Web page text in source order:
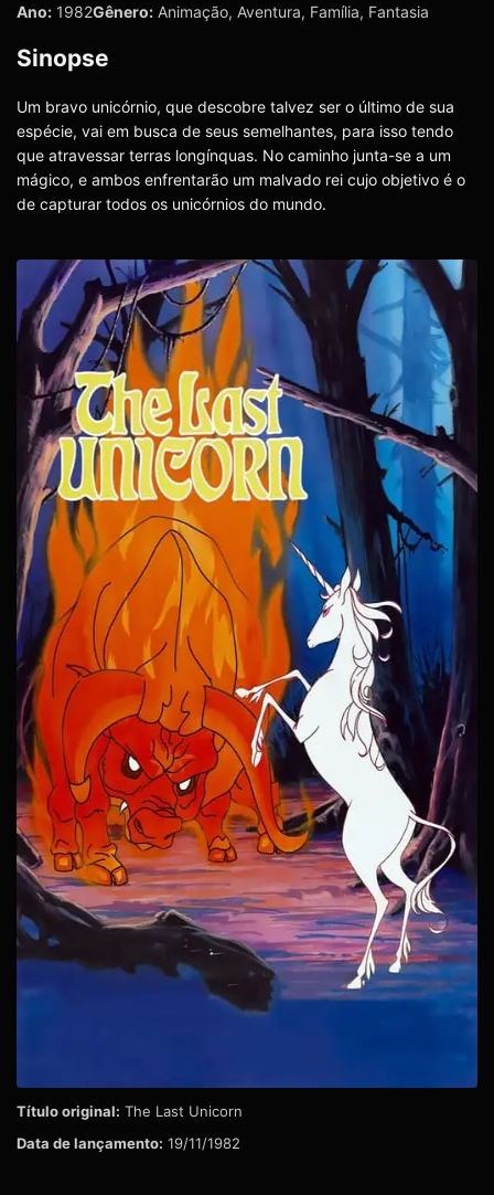
Ano: 1982Gênero: Animação, Aventura, Família, Fantasia
Sinopse
Um bravo unicórnio, que descobre talvez ser o último de sua
espécie, vai em busca de seus semelhantes, para isso tendo
que atravessar terras longínquas. No caminho junta-se a um
mágico, e ambos enfrentarão um malvado rei cujo objetivo é o
de capturar todos os unicórnios do mundo.
Título original: The Last Unicorn
Data de lançamento: 19/11/1982